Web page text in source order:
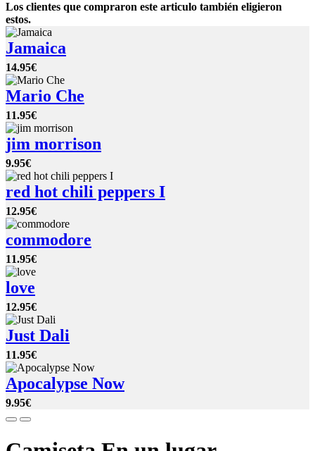
Los clientes que compraron este articulo también eligieron
estos.
Jamaica
14.95€
Mario Che
11.95€
jim morrison
9.95€
red hot chili peppers I
12.95€
commodore
11.95€
love
12.95€
Just Dali
11.95€
Apocalypse Now
9.95€